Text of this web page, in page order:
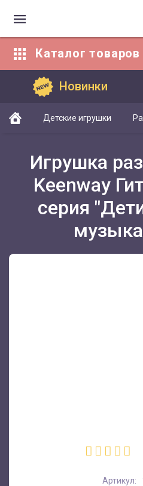
Каталог товаров
Новинки
Детские игрушки
Игрушка
Keenway
серия
Артикул: